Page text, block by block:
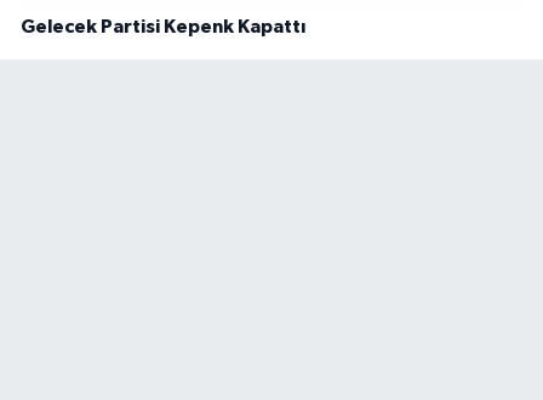
Gelecek Partisi Kepenk Kapattı